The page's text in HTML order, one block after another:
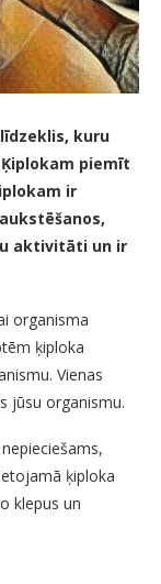
kuru
piemīt
ir
aktivitāti un ir
organisma
ķiploka
Vienas
jūsu organismu.
ķiploka
klepus un